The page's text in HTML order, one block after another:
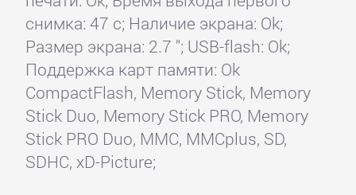
снимка: 47 с; Наличие экрана: Ok;
Размер экрана: 2.7 "; USB-flash: Ok;
Поддержка карт памяти: Ok
CompactFlash, Memory Stick, Memory
Stick Duo, Memory Stick PRO, Memory
Stick PRO Duo, MMC, MMCplus, SD,
SDHC, xD-Picture;